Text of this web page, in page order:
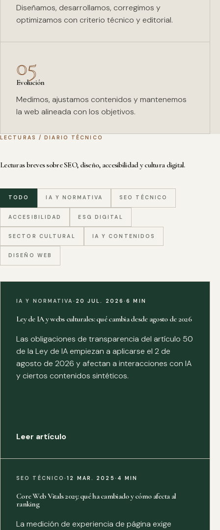
Diseñamos, desarrollamos, corregimos y
optimizamos con criterio técnico y editorial.
05
Evolución
Medimos, ajustamos contenidos y mantenemos
la web alineada con los objetivos.
LECTURAS / DIARIO TÉCNICO
Lecturas breves sobre SEO, diseño, accesibilidad y cultura digital.
TODO IA Y NORMATIVA SEO TÉCNICO
ACCESIBILIDAD ESG DIGITAL
SECTOR CULTURAL IA Y CONTENIDOS
DISEÑO WEB
IA Y NORMATIVA · 20 JUL. 2026·6 MIN
Ley de IA y webs culturales: qué cambia desde agosto de 2026
Las obligaciones de transparencia del artículo 50
de la Ley de IA empiezan a aplicarse el 2 de
agosto de 2026 y afectan a interacciones con IA
y ciertos contenidos sintéticos.
Leer artículo
SEO TÉCNICO·12 MAR. 2025 · 4 MIN
Core Web Vitals 2025: qué ha cambiado y cómo afecta al
ranking
La medición de experiencia de página exige